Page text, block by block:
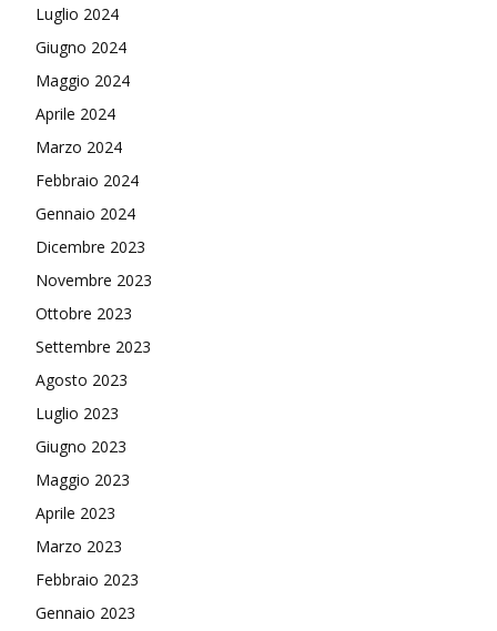
Luglio 2024
Giugno 2024
Maggio 2024
Aprile 2024
Marzo 2024
Febbraio 2024
Gennaio 2024
Dicembre 2023
Novembre 2023
Ottobre 2023
Settembre 2023
Agosto 2023
Luglio 2023
Giugno 2023
Maggio 2023
Aprile 2023
Marzo 2023
Febbraio 2023
Gennaio 2023